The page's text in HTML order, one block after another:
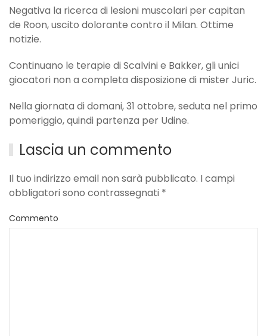
Negativa la ricerca di lesioni muscolari per capitan
de Roon, uscito dolorante contro il Milan. Ottime
notizie.
Continuano le terapie di Scalvini e Bakker, gli unici
giocatori non a completa disposizione di mister Juric.
Nella giornata di domani, 31 ottobre, seduta nel primo
pomeriggio, quindi partenza per Udine.
Lascia un commento
Il tuo indirizzo email non sarà pubblicato. I campi
obbligatori sono contrassegnati *
Commento